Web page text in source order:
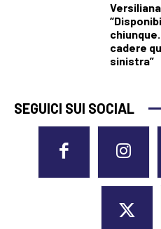
cadere
sinistra”
SEGUICI SUI SOCIAL